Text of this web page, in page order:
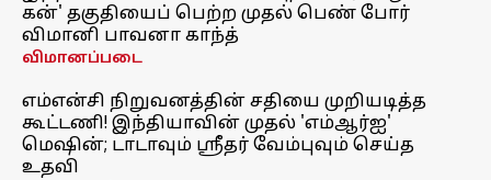
கன்' தகுதியைப் பெற்ற முதல் பெண் போர்
விமானி பாவனா காந்த்
விமானப்படை
எம்என்சி நிறுவனத்தின் சதியை முறியடித்த
கூட்டணி! இந்தியாவின் முதல் 'எம்ஆர்ஐ'
மெஷின்; டாடாவும் ஸ்ரீதர் வேம்புவும் செய்த
உதவி